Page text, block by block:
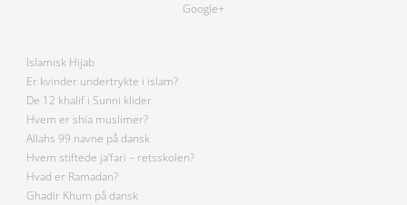
Google+
Islamisk Hijab
Er kvinder undertrykte i islam?
De 12 khalif i Sunni klider
Hvem er shia muslimer?
Allahs 99 navne på dansk
Hvem stiftede ja’fari – retsskolen?
Hvad er Ramadan?
Ghadir Khum på dansk